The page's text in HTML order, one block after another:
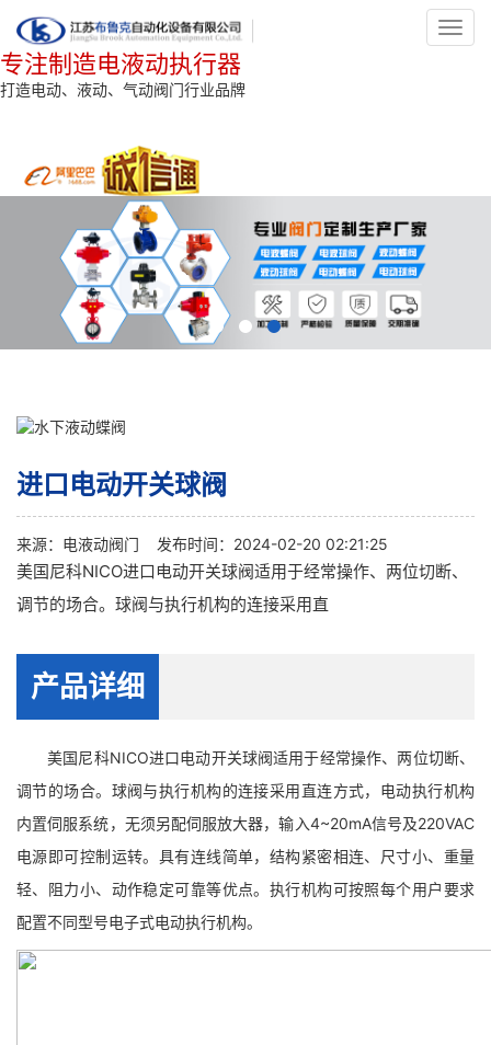
专注制造电液动执行器
打造电动、液动、气动阀门行业品牌
进口电动开关球阀
来源： 电液动阀门 发布时间：2024-02-20 02:21:25
美国尼科NICO进口电动开关球阀适用于经常操作、两位切断、
调节的场合。球阀与执行机构的连接采用直
产品详细
美国尼科NICO进口电动开关球阀适用于经常操作、两位切断、
调节的场合。球阀与执行机构的连接采用直连方式，电动执行机构
内置伺服系统，无须另配伺服放大器，输入4~20mA信号及220VAC
电源即可控制运转。具有连线简单，结构紧密相连、尺寸小、重量
轻、阻力小、动作稳定可靠等优点。执行机构可按照每个用户要求
配置不同型号电子式电动执行机构。